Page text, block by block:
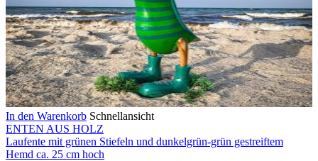
In den Warenkorb Schnellansicht
ENTEN AUS HOLZ
Laufente mit grünen Stiefeln und dunkelgrün-grün gestreiftem
Hemd ca. 25 cm hoch